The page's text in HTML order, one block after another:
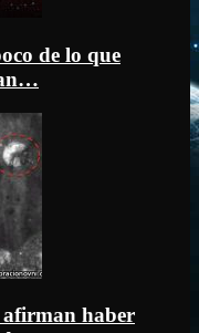
de lo que
afirman haber